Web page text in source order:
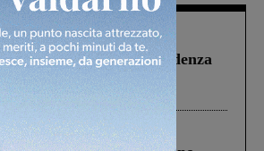
1 Agosto 2026
finanziata oltre la scadenza
di Fratelli d’Italia: “Un
al Governo”